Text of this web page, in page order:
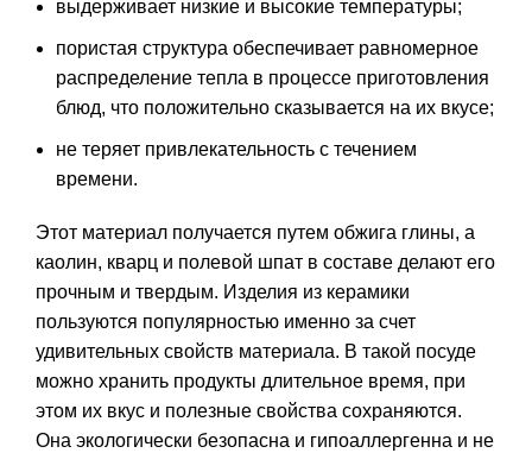
выдерживает низкие и высокие температуры;
пористая структура обеспечивает равномерное
распределение тепла в процессе приготовления
блюд, что положительно сказывается на их вкусе;
не теряет привлекательность с течением
времени.
Этот материал получается путем обжига глины, а
каолин, кварц и полевой шпат в составе делают его
прочным и твердым. Изделия из керамики
пользуются популярностью именно за счет
удивительных свойств материала. В такой посуде
можно хранить продукты длительное время, при
этом их вкус и полезные свойства сохраняются.
Она экологически безопасна и гипоаллергенна и не